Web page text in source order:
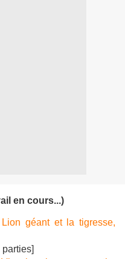
en cours...)
géant et la tigresse,